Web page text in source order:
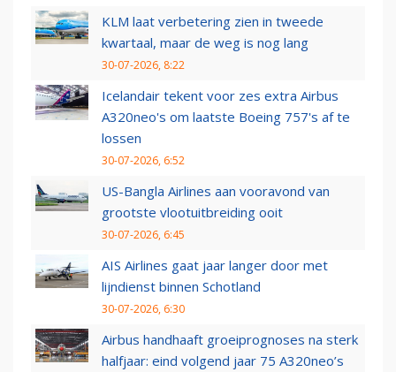
KLM laat verbetering zien in tweede
kwartaal, maar de weg is nog lang
30-07-2026, 8:22
Icelandair tekent voor zes extra Airbus
A320neo's om laatste Boeing 757's af te
lossen
30-07-2026, 6:52
US-Bangla Airlines aan vooravond van
grootste vlootuitbreiding ooit
30-07-2026, 6:45
AIS Airlines gaat jaar langer door met
lijndienst binnen Schotland
30-07-2026, 6:30
Airbus handhaaft groeiprognoses na sterk
halfjaar: eind volgend jaar 75 A320neo’s